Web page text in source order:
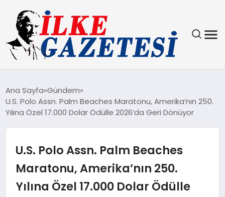
TEKNOLOJI
MAGAZIN
Ana Sayfa Gündem
U.S. Polo Assn. Palm Beaches Maratonu, Amerika’nın 250.
Yılına Özel 17.000 Dolar Ödülle 2026’da Geri Dönüyor
U.S. Polo Assn. Palm Beaches
Maratonu, Amerika’nın 250.
Yılına Özel 17.000 Dolar Ödülle